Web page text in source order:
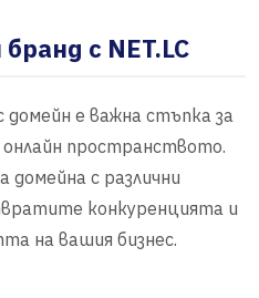
с NET.LC
е важна стъпка за
пространството.
домейна с различни
конкуренцията и
на вашия бизнес.